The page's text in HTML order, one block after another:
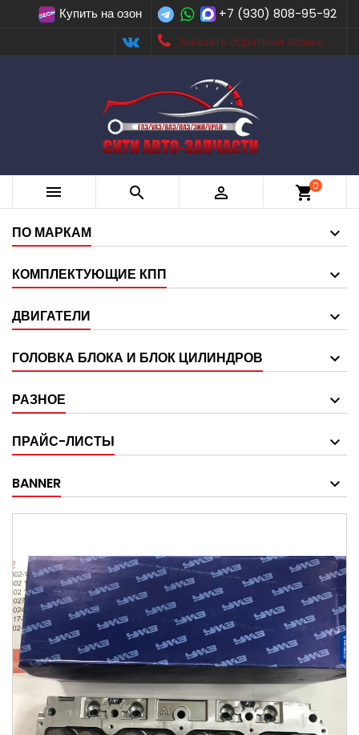
Купить на озон
+7 (930) 808-95-92
Заказать обратный звонок
   shopping_cart0
ПО МАРКАМ
КОМПЛЕКТУЮЩИЕ КПП
ДВИГАТЕЛИ
ГОЛОВКА БЛОКА И БЛОК ЦИЛИНДРОВ
РАЗНОЕ
ПРАЙС-ЛИСТЫ
BANNER